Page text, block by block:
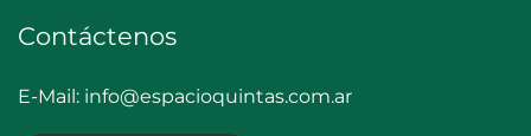
Contáctenos
E-Mail: info@espacioquintas.com.ar